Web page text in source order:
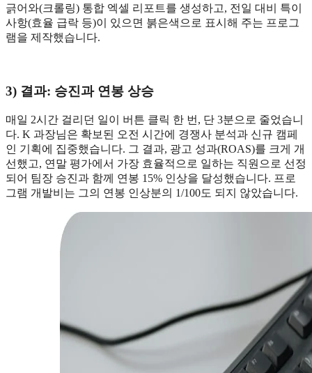
긁어와(크롤링) 통합 엑셀 리포트를 생성하고, 전일 대비 특이
사항(효율 급락 등)이 있으면 붉은색으로 표시해 주는 프로그
램을 제작했습니다.
3) 결과: 승진과 연봉 상승
매일 2시간 걸리던 일이 버튼 클릭 한 번, 단 3분으로 줄었습니
다. K 과장님은 확보된 오전 시간에 경쟁사 분석과 신규 캠페
인 기획에 집중했습니다. 그 결과, 광고 성과(ROAS)를 크게 개
선했고, 연말 평가에서 가장 효율적으로 일하는 직원으로 선정
되어 팀장 승진과 함께 연봉 15% 인상을 달성했습니다. 프로
그램 개발비는 그의 연봉 인상분의 1/100도 되지 않았습니다.